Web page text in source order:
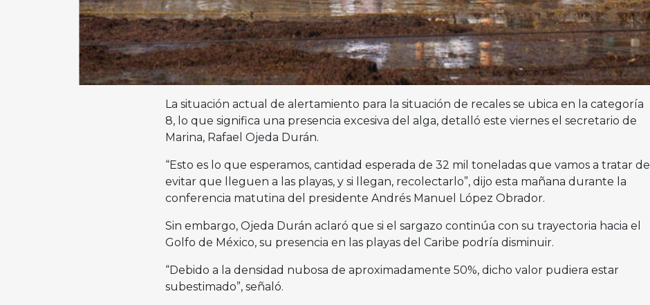
La situación actual de alertamiento para la situación de recales se ubica en la categoría
8, lo que significa una presencia excesiva del alga, detalló este viernes el secretario de
Marina, Rafael Ojeda Durán.
“Esto es lo que esperamos, cantidad esperada de 32 mil toneladas que vamos a tratar de
evitar que lleguen a las playas, y si llegan, recolectarlo”, dijo esta mañana durante la
conferencia matutina del presidente Andrés Manuel López Obrador.
Sin embargo, Ojeda Durán aclaró que si el sargazo continúa con su trayectoria hacia el
Golfo de México, su presencia en las playas del Caribe podría disminuir.
“Debido a la densidad nubosa de aproximadamente 50%, dicho valor pudiera estar
subestimado”, señaló.